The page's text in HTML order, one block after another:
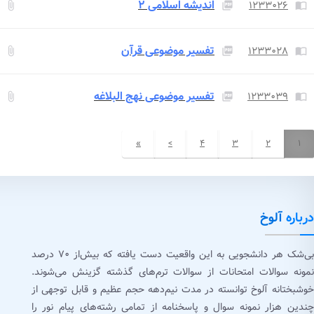
import_contacts ۱۲۳۳۰۲۶ picture_as_pdf اندیشه اسلامی ۲ attach_file
import_contacts ۱۲۳۳۰۲۸ picture_as_pdf تفسیر موضوعی قرآن attach_file
import_contacts ۱۲۳۳۰۳۹ picture_as_pdf تفسیر موضوعی نهج البلاغه attach_file
۱ ۲ ۳ ۴ >
»
دربارهآلوخ
بی‌شک هر دانشجویی به این واقعیت دست یافته که بیش‌از ۷۰ درصد
نمونه سوالات امتحانات از سوالات ترم‌های گذشته گزینش می‌شوند.
خوشبختانه آلوخ توانسته در مدت نیم‌دهه حجم عظیم و قابل توجهی از
چندین هزار نمونه سوال و پاسخنامه از تمامی رشته‌های پیام نور را